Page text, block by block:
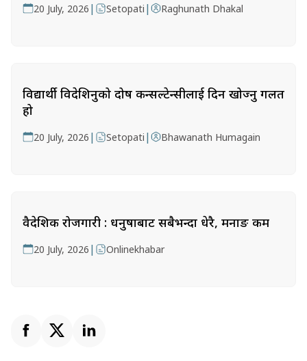
20 July, 2026 | Setopati | Raghunath Dhakal
विद्यार्थी विदेशिनुको दोष कन्सल्टेन्सीलाई दिन खोज्नु गलत
हो
20 July, 2026 | Setopati | Bhawanath Humagain
वैदेशिक रोजगारी : धनुषाबाट सबैभन्दा धेरै, मनाङ कम
20 July, 2026 | Onlinekhabar